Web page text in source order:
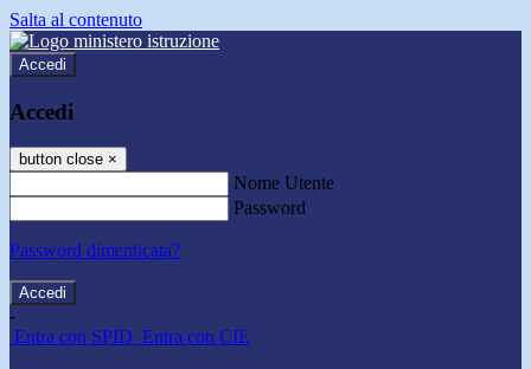
Salta al contenuto
Accedi
Accedi
button close ×
Nome Utente
Password
Password dimenticata?
-
Entra con SPID Entra con CIE